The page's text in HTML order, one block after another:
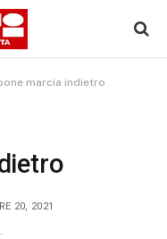
marcia indietro
20, 2021